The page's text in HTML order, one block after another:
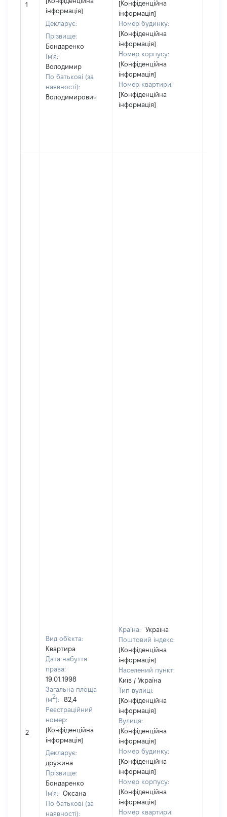
1
інформація]
Декларує:
Прізвище:
Бондаренко
Ім'я:
Володимир
По батькові (за
наявності):
Володимирович
[Конфіденційна
інформація]
Номер будинку:
[Конфіденційна
інформація]
Номер корпусу:
[Конфіденційна
інформація]
Номер квартири:
[Конфіденційна
інформація]
2
Вид об'єкта:
Квартира
Дата набуття
права:
19.01.1998
Загальна площа
(м2):
82,4
Реєстраційний
номер:
[Конфіденційна
інформація]
Декларує:
дружина
Прізвище:
Бондаренко
Ім'я:
Оксана
По батькові (за
наявності):
Країна:
Україна
Поштовий індекс:
[Конфіденційна
інформація]
Населений пункт:
Київ / Україна
Тип вулиці:
[Конфіденційна
інформація]
Вулиця:
[Конфіденційна
інформація]
Номер будинку:
[Конфіденційна
інформація]
Номер корпусу:
[Конфіденційна
інформація]
Номер квартири: